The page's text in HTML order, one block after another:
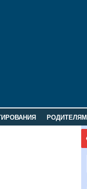
РОДИТЕЛЯМ